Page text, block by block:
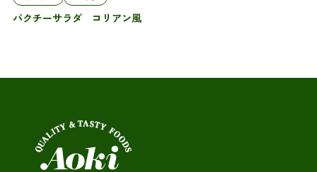
パクチーサラダ コリアン風